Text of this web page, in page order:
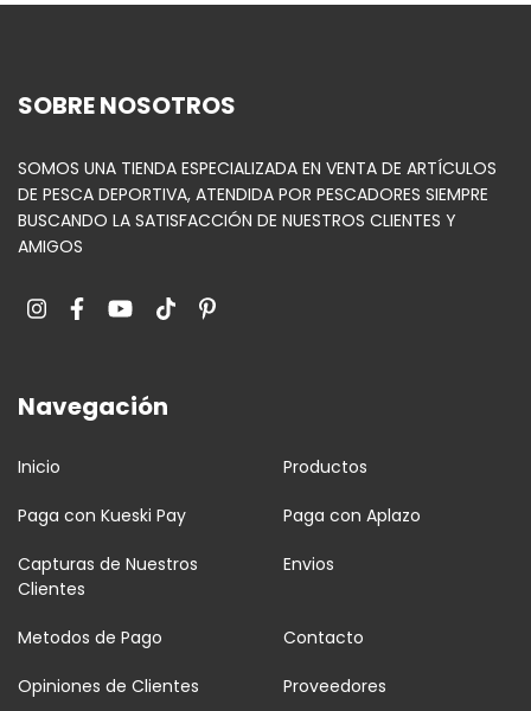
SOBRE NOSOTROS
SOMOS UNA TIENDA ESPECIALIZADA EN VENTA DE ARTÍCULOS
DE PESCA DEPORTIVA, ATENDIDA POR PESCADORES SIEMPRE
BUSCANDO LA SATISFACCIÓN DE NUESTROS CLIENTES Y
AMIGOS
Navegación
Inicio Productos
Paga con Kueski Pay Paga con Aplazo
Capturas de Nuestros
Clientes
Envios
Metodos de Pago Contacto
Opiniones de Clientes Proveedores